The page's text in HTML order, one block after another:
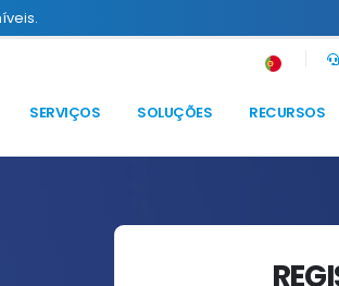
SERVIÇOS SOLUÇÕES RECURSOS